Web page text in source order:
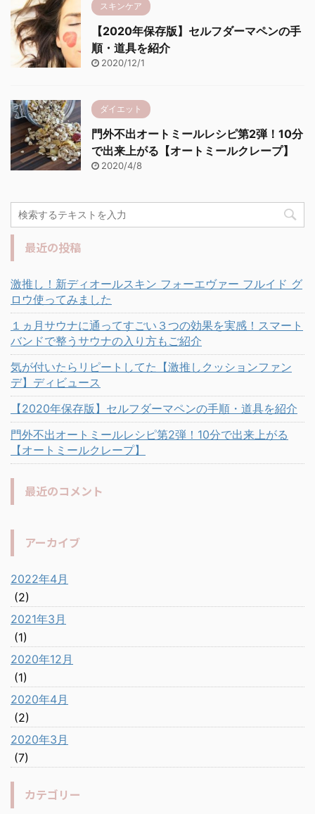
スキンケア
【2020年保存版】セルフダーマペンの手
順・道具を紹介
2020/12/1
ダイエット
門外不出オートミールレシピ第2弾！10分
で出来上がる【オートミールクレープ】
2020/4/8
最近の投稿
激推し！新ディオールスキン フォーエヴァー フルイド グ
ロウ使ってみました
１ヵ月サウナに通ってすごい３つの効果を実感！スマート
バンドで整うサウナの入り方もご紹介
気が付いたらリピートしてた【激推しクッションファン
デ】ディビュース
【2020年保存版】セルフダーマペンの手順・道具を紹介
門外不出オートミールレシピ第2弾！10分で出来上がる
【オートミールクレープ】
最近のコメント
アーカイブ
2022年4月
(2)
2021年3月
(1)
2020年12月
(1)
2020年4月
(2)
2020年3月
(7)
カテゴリー